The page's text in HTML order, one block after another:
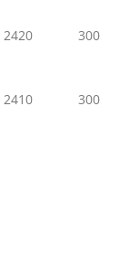
2420 300
2410 300